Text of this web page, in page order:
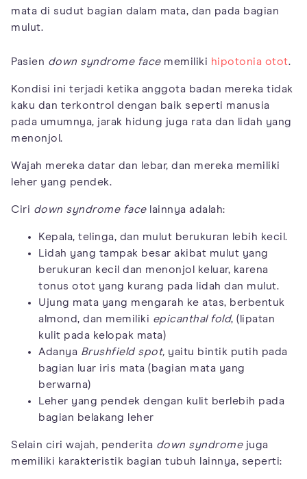
mata di sudut bagian dalam mata, dan pada bagian
mulut.
Pasien down syndrome facememiliki hipotonia otot.
Kondisi ini terjadi ketika anggota badan mereka tidak
kaku dan terkontrol dengan baik seperti manusia
pada umumnya, jarak hidung juga rata dan lidah yang
menonjol.
Wajah mereka datar dan lebar, dan mereka memiliki
leher yang pendek.
Ciri down syndrome facelainnya adalah:
Kepala, telinga, dan mulut berukuran lebih kecil.
Lidah yang tampak besar akibat mulut yang
berukuran kecil dan menonjol keluar, karena
tonus otot yang kurang pada lidah dan mulut.
Ujung mata yang mengarah ke atas, berbentuk
almond, dan memiliki epicanthal fold, (lipatan
kulit pada kelopak mata)
Adanya Brushfield spot, yaitu bintik putih pada
bagian luar iris mata (bagian mata yang
berwarna)
Leher yang pendek dengan kulit berlebih pada
bagian belakang leher
Selain ciri wajah, penderita down syndromejuga
memiliki karakteristik bagian tubuh lainnya, seperti: